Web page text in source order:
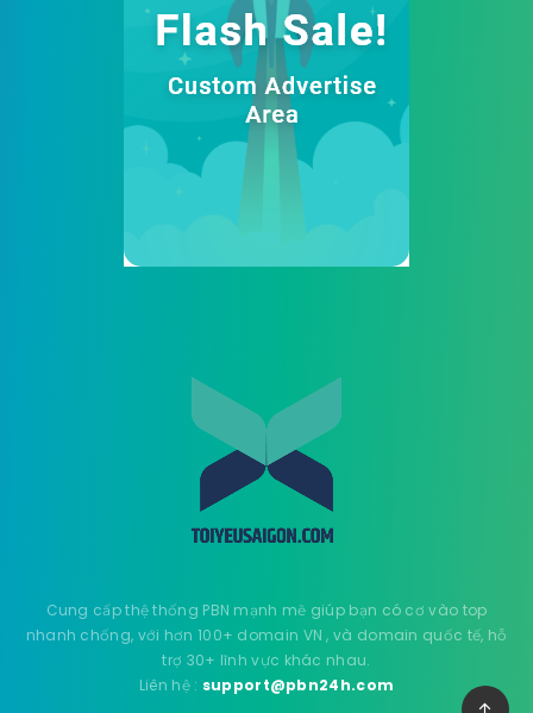
Cung cấp thệ thống PBN mạnh mẽ giúp bạn có cơ vào top
nhanh chống, với hơn 100+ domain VN , và domain quốc tế, hỗ
trợ 30+ lĩnh vực khác nhau.
Liên hệ : support@pbn24h.com